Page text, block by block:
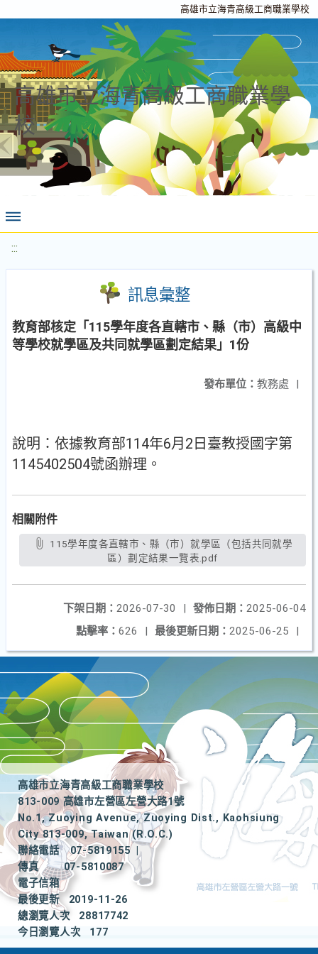
高雄市立海青高級工商職業學校
高雄市立海青高級工商職業學
校
:::
訊息彙整
教育部核定「115學年度各直轄市、縣（市）高級中
等學校就學區及共同就學區劃定結果」1份
發布單位： 教務處 |
說明：依據教育部114年6月2日臺教授國字第
1145402504號函辦理。
相關附件
區）劃定結果一覽表.pdf
發佈日期： 2025-06-04
下架日期： 2026-07-30
|
最後更新日期： 2025-06-25 |
點擊率： 626 |
高雄市立海青高級工商職業學校
813-009 高雄市左營區左營大路1號
No.1, Zuoying Avenue, Zuoying Dist., Kaohsiung
City 813-009, Taiwan (R.O.C.)
聯絡電話
07-5819155
|
傳真
07-5810087
電子信箱
最後更新
2019-11-26
總瀏覽人次
28817742
今日瀏覽人次
177